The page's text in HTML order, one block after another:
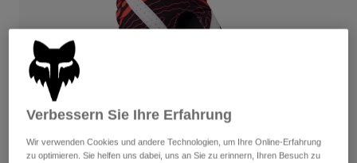
Hosen
Kurze Hosen
Jacken
Handschuhe
Handschuhe
Protektoren
Hemden
Alle anzeigen
Damen
T-Shirts & Tops
Brillen
Socken
Alle anzeigen
Moto
Verbessern Sie Ihre Erfahrung
Wir verwenden Cookies und andere Technologien, um Ihre Online-Erfahrung
zu optimieren. Sie helfen uns dabei, uns an Sie zu erinnern, Ihren Besuch zu